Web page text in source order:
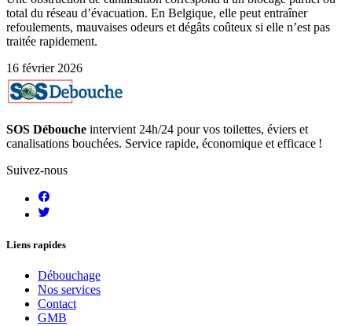
total du réseau d’évacuation. En Belgique, elle peut entraîner
refoulements, mauvaises odeurs et dégâts coûteux si elle n’est pas
traitée rapidement.
16 février 2026
SOS Débouche intervient 24h/24 pour vos toilettes, éviers et
canalisations bouchées. Service rapide, économique et efficace !
Suivez-nous
Liens rapides
Débouchage
Nos services
Contact
GMB